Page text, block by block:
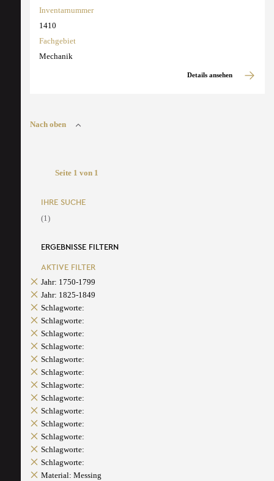
Inventarnummer
1410
Fachgebiet
Mechanik
Details ansehen
Nach oben
Seite 1 von 1
IHRE SUCHE
(1)
ERGEBNISSE FILTERN
AKTIVE FILTER
Jahr: 1750-1799
Jahr: 1825-1849
Schlagworte:
Schlagworte:
Schlagworte:
Schlagworte:
Schlagworte:
Schlagworte:
Schlagworte:
Schlagworte:
Schlagworte:
Schlagworte:
Schlagworte:
Schlagworte:
Schlagworte:
Material: Messing